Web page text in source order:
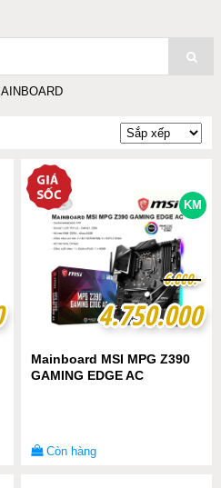
KM
4.750.000
4.750.000
6.000.-
6.000.-
Mainboard MSI MPG Z390
GAMING EDGE AC
Còn hàng